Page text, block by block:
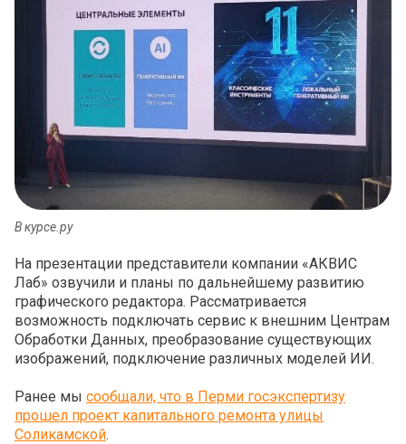
В курсе.ру
На презентации представители компании «АКВИС
Лаб» озвучили и планы по дальнейшему развитию
графического редактора. Рассматривается
возможность подключать сервис к внешним Центрам
Обработки Данных, преобразование существующих
изображений, подключение различных моделей ИИ.
Ранее мы сообщали, что в Перми госэкспертизу
прошел проект капитального ремонта улицы
Соликамской.